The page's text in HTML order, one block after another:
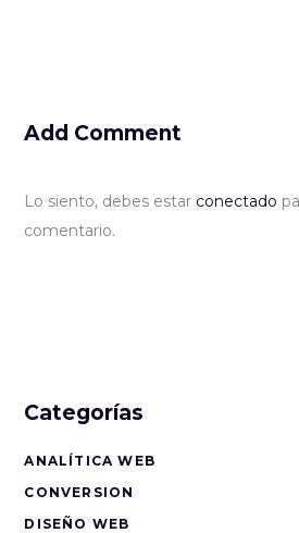
Add Comment
Lo siento, debes estar conectado
comentario.
Categorías
ANALÍTICA WEB
CONVERSION
DISEÑO WEB